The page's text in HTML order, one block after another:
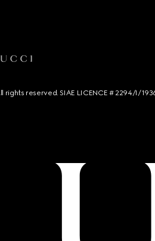
rights reserved. SIAE LICENCE # 2294/I/